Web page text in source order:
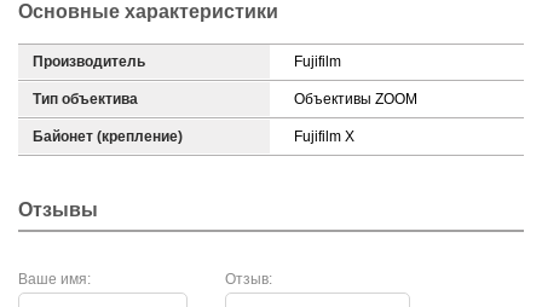
Основные характеристики
Производитель Fujifilm
Тип объектива Объективы ZOOM
Байонет (крепление) Fujifilm X
Отзывы
Ваше имя: Отзыв: